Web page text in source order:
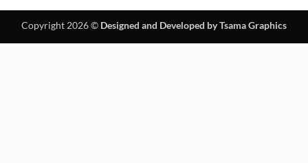
Copyright 2026 © Designed and Developed by Tsama Graphics